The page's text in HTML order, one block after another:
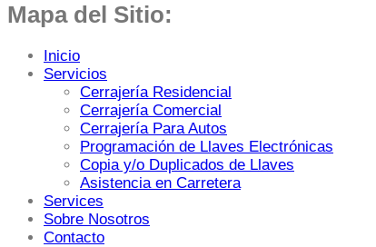
Mapa del Sitio:
Inicio
Servicios
Cerrajería Residencial
Cerrajería Comercial
Cerrajería Para Autos
Programación de Llaves Electrónicas
Copia y/o Duplicados de Llaves
Asistencia en Carretera
Services
Sobre Nosotros
Contacto